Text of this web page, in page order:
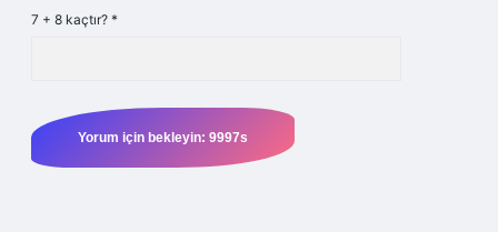
7 + 8 kaçtır? *